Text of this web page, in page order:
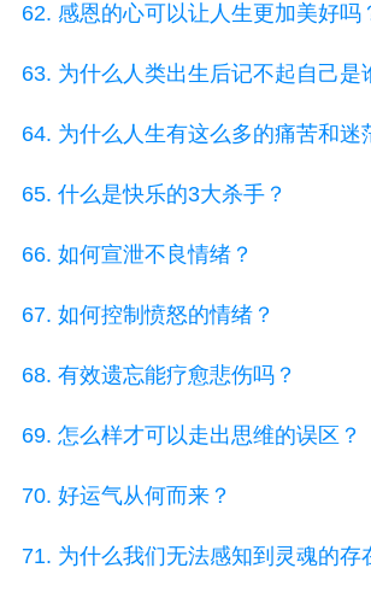
62. 感恩的心可以让人生更加美好吗
63. 为什么人类出生后记不起自己是
64. 为什么人生有这么多的痛苦和迷
65. 什么是快乐的3大杀手？
66. 如何宣泄不良情绪？
67. 如何控制愤怒的情绪？
68. 有效遗忘能疗愈悲伤吗？
69. 怎么样才可以走出思维的误区？
70. 好运气从何而来？
71. 为什么我们无法感知到灵魂的存